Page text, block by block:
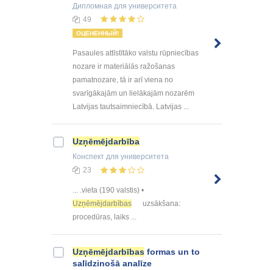
Дипломная для университета
49
ОЦЕНЕННЫЙ!
Pasaules attīstītāko valstu rūpniecības
nozare ir materiālās ražošanas
pamatnozare, tā ir arī viena no
svarīgākajām un lielākajām nozarēm
Latvijas tautsaimniecībā. Latvijas ...
Uzņēmējdarbība
Конспект для университета
23
... .vieta (190 valstis) •
Uzņēmējdarbības
uzsākšana:
procedūras, laiks ...
Uzņēmējdarbības formas un to
salīdzinošā analīze